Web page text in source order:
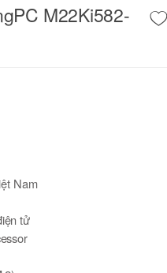
M22Ki582-
Nam
tử